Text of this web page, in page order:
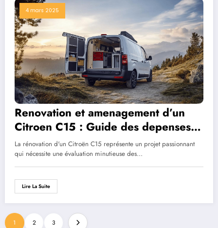
4 mars 2025
Renovation et amenagement d’un
Citroen C15 : Guide des depenses
et points mecaniques essentiels
La rénovation d'un Citroën C15 représente un projet passionnant
qui nécessite une évaluation minutieuse des…
Lire La Suite
1 2 3